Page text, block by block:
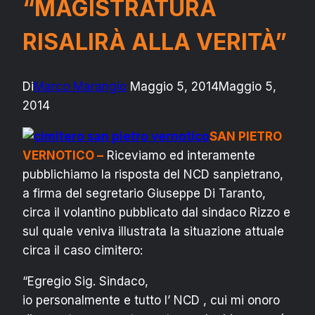
“MAGISTRATURA
RISALIRÀ ALLA VERITÀ”
DiMarco Marangio Maggio 5, 2014Maggio 5,
2014
SAN PIETRO
VERNOTICO – Riceviamo ed interamente
pubblichiamo la risposta del NCD sanpietrano,
a firma del segretario Giuseppe Di Taranto,
circa il volantino pubblicato dal sindaco Rizzo e
sul quale veniva illustrata la situazione attuale
circa il caso cimitero:
“Egregio Sig. Sindaco,
io personalmente e tutto l’ NCD , cui mi onoro